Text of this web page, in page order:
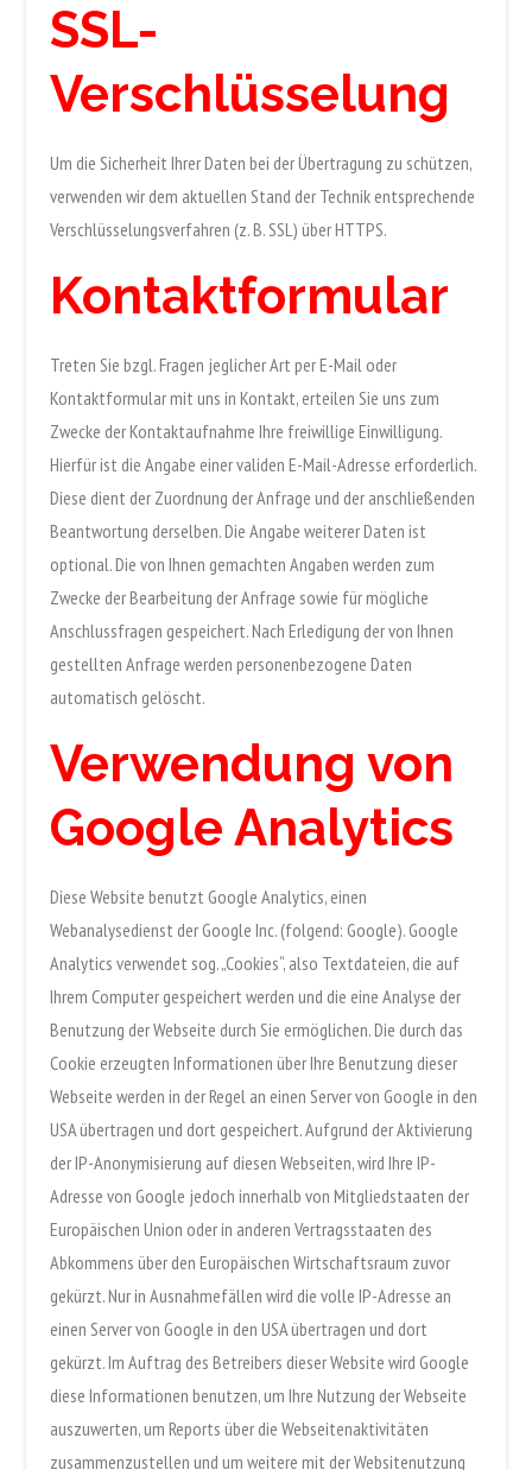
SSL-
Verschlüsselung
Um die Sicherheit Ihrer Daten bei der Übertragung zu schützen,
verwenden wir dem aktuellen Stand der Technik entsprechende
Verschlüsselungsverfahren (z. B. SSL) über HTTPS.
Kontaktformular
Treten Sie bzgl. Fragen jeglicher Art per E-Mail oder
Kontaktformular mit uns in Kontakt, erteilen Sie uns zum
Zwecke der Kontaktaufnahme Ihre freiwillige Einwilligung.
Hierfür ist die Angabe einer validen E-Mail-Adresse erforderlich.
Diese dient der Zuordnung der Anfrage und der anschließenden
Beantwortung derselben. Die Angabe weiterer Daten ist
optional. Die von Ihnen gemachten Angaben werden zum
Zwecke der Bearbeitung der Anfrage sowie für mögliche
Anschlussfragen gespeichert. Nach Erledigung der von Ihnen
gestellten Anfrage werden personenbezogene Daten
automatisch gelöscht.
Verwendung von
Google Analytics
Diese Website benutzt Google Analytics, einen
Webanalysedienst der Google Inc. (folgend: Google). Google
Analytics verwendet sog. „Cookies“, also Textdateien, die auf
Ihrem Computer gespeichert werden und die eine Analyse der
Benutzung der Webseite durch Sie ermöglichen. Die durch das
Cookie erzeugten Informationen über Ihre Benutzung dieser
Webseite werden in der Regel an einen Server von Google in den
USA übertragen und dort gespeichert. Aufgrund der Aktivierung
der IP-Anonymisierung auf diesen Webseiten, wird Ihre IP-
Adresse von Google jedoch innerhalb von Mitgliedstaaten der
Europäischen Union oder in anderen Vertragsstaaten des
Abkommens über den Europäischen Wirtschaftsraum zuvor
gekürzt. Nur in Ausnahmefällen wird die volle IP-Adresse an
einen Server von Google in den USA übertragen und dort
gekürzt. Im Auftrag des Betreibers dieser Website wird Google
diese Informationen benutzen, um Ihre Nutzung der Webseite
auszuwerten, um Reports über die Webseitenaktivitäten
zusammenzustellen und um weitere mit der Websitenutzung